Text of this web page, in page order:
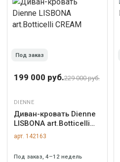
Под заказ
199 000 руб.229 000 руб.
DIENNE
Диван-кровать Dienne
LISBONA art.Botticelli
CREAM
арт. 142163
Под заказ, 4–12 недель